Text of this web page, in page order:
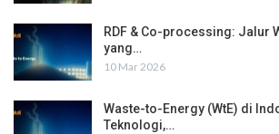
RDF & Co-processing: Jalur
yang…
10 Mar 2026
Waste-to-Energy (WtE) di
Teknologi,…